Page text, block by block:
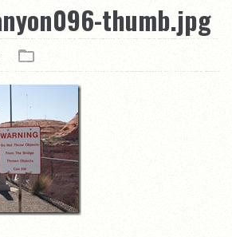
thumb.jpg